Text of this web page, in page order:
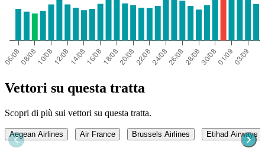
Vettori su questa tratta
Scopri di più sui vettori su questa tratta.
Aegean Airlines Air France Brussels Airlines Etihad Airways